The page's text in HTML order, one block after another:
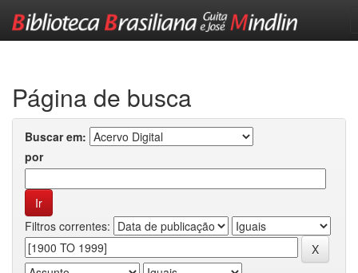
Página de busca
Buscar em:
por
Filtros correntes: